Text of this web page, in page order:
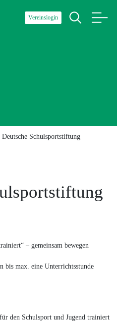
Vereinslogin
Deutsche Schulsportstiftung
– gemeinsam bewegen
bis max. eine Unterrichtsstunde
den Schulsport und Jugend trainiert